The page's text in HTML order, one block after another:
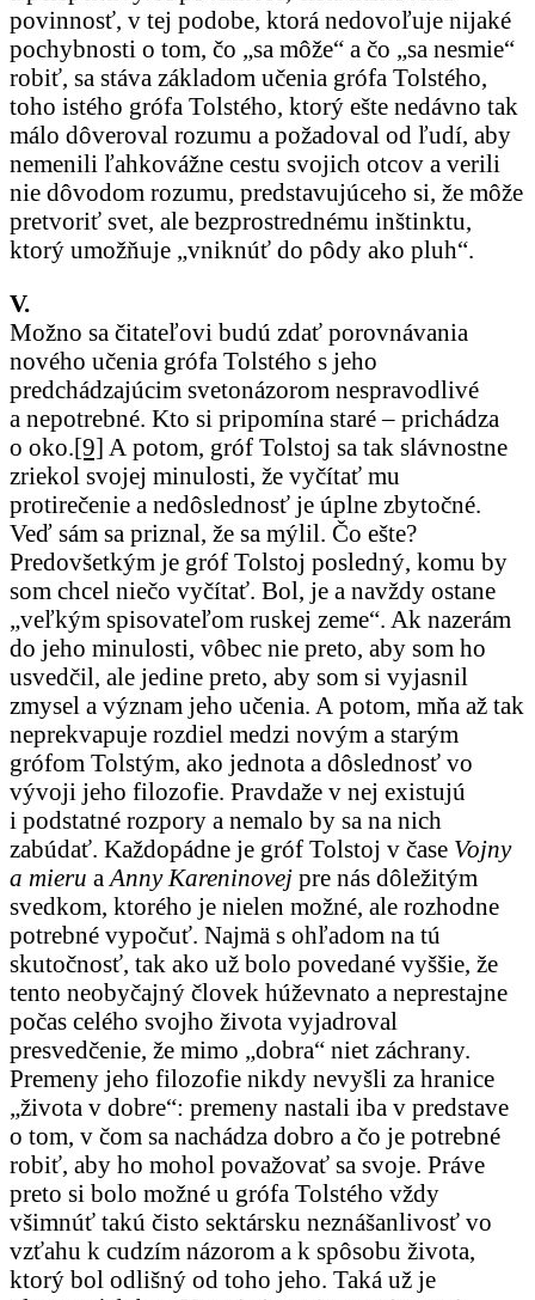
povinnosť, v tej podobe, ktorá nedovoľuje nijaké
pochybnosti o tom, čo „sa môže“ a čo „sa nesmie“
robiť, sa stáva základom učenia grófa Tolstého,
toho istého grófa Tolstého, ktorý ešte nedávno tak
málo dôveroval rozumu a požadoval od ľudí, aby
nemenili ľahkovážne cestu svojich otcov a verili
nie dôvodom rozumu, predstavujúceho si, že môže
pretvoriť svet, ale bezprostrednému inštinktu,
ktorý umožňuje „vniknúť do pôdy ako pluh“.
V.
Možno sa čitateľovi budú zdať porovnávania
nového učenia grófa Tolstého s jeho
predchádzajúcim svetonázorom nespravodlivé
a nepotrebné. Kto si pripomína staré – prichádza
o oko. [9] A potom, gróf Tolstoj sa tak slávnostne
zriekol svojej minulosti, že vyčítať mu
protirečenie a nedôslednosť je úplne zbytočné.
Veď sám sa priznal, že sa mýlil. Čo ešte?
Predovšetkým je gróf Tolstoj posledný, komu by
som chcel niečo vyčítať. Bol, je a navždy ostane
„veľkým spisovateľom ruskej zeme“. Ak nazerám
do jeho minulosti, vôbec nie preto, aby som ho
usvedčil, ale jedine preto, aby som si vyjasnil
zmysel a význam jeho učenia. A potom, mňa až tak
neprekvapuje rozdiel medzi novým a starým
grófom Tolstým, ako jednota a dôslednosť vo
vývoji jeho filozofie. Pravdaže v nej existujú
i podstatné rozpory a nemalo by sa na nich
zabúdať. Každopádne je gróf Tolstoj v čase Vojny
a mieru a Anny Kareninovej pre nás dôležitým
svedkom, ktorého je nielen možné, ale rozhodne
potrebné vypočuť. Najmä s ohľadom na tú
skutočnosť, tak ako už bolo povedané vyššie, že
tento neobyčajný človek húževnato a neprestajne
počas celého svojho života vyjadroval
presvedčenie, že mimo „dobra“ niet záchrany.
Premeny jeho filozofie nikdy nevyšli za hranice
„života v dobre“: premeny nastali iba v predstave
o tom, v čom sa nachádza dobro a čo je potrebné
robiť, aby ho mohol považovať sa svoje. Práve
preto si bolo možné u grófa Tolstého vždy
všimnúť takú čisto sektársku neznášanlivosť vo
vzťahu k cudzím názorom a k spôsobu života,
ktorý bol odlišný od toho jeho. Taká už je